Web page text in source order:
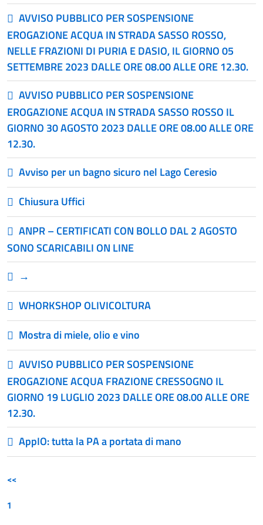
AVVISO PUBBLICO PER SOSPENSIONE
EROGAZIONE ACQUA IN STRADA SASSO ROSSO,
NELLE FRAZIONI DI PURIA E DASIO, IL GIORNO 05
SETTEMBRE 2023 DALLE ORE 08.00 ALLE ORE 12.30.
AVVISO PUBBLICO PER SOSPENSIONE
EROGAZIONE ACQUA IN STRADA SASSO ROSSO IL
GIORNO 30 AGOSTO 2023 DALLE ORE 08.00 ALLE ORE
12.30.
Avviso per un bagno sicuro nel Lago Ceresio
Chiusura Uffici
ANPR – CERTIFICATI CON BOLLO DAL 2 AGOSTO
SONO SCARICABILI ON LINE
→
WHORKSHOP OLIVICOLTURA
Mostra di miele, olio e vino
AVVISO PUBBLICO PER SOSPENSIONE
EROGAZIONE ACQUA FRAZIONE CRESSOGNO IL
GIORNO 19 LUGLIO 2023 DALLE ORE 08.00 ALLE ORE
12.30.
AppIO: tutta la PA a portata di mano
<<
1